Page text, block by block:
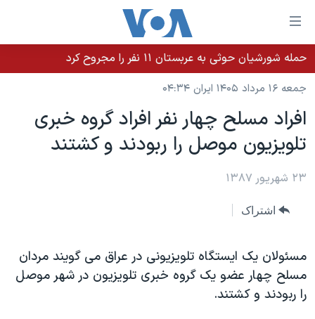
لینکهای
قابل
دسترسی
جهش
محتوای
اصلی
جهش
به
اصلی
به
جستجو
خانه
نسخه سبک وب‌سایت
موضوع ها
ایران
آمریکا
گزیده‌ها
ویژه برنامه‌ها
ویدیوها
برنامه های تلویزیونی
جدول برنامه ها
صفحه‌های ویژه
عملیات خشم حماسی
۲۵۰سالگی آمریکا
بایگانی برنامه‌های تلویزیونی
پخش رادیویی
یادگیری زبان انگلیسی
حمله شورشیان حوثی به عربستان ۱۱ نفر را مجروح کرد
جمعه ۱۶ مرداد ۱۴۰۵ ایران ۰۴:۳۴
افراد مسلح چهار نفر افراد گروه خبری
تلويزيون موصل را ربودند و کشتند
۲۳ شهریور ۱۳۸۷
اشتراک
مسئولان یک ایستگاه تلویزیونی در عراق می گویند مردان
مسلح چهار عضو یک گروه خبری تلویزیون در شهر موصل
را ربودند و کشتند.